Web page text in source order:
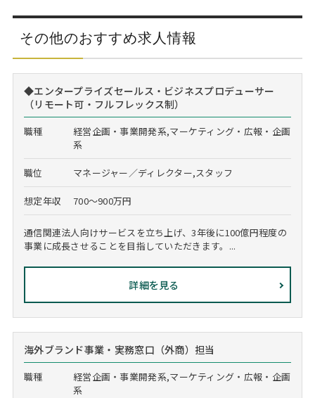
その他のおすすめ求人情報
◆エンタープライズセールス・ビジネスプロデューサー
（リモート可・フルフレックス制）
職種
経営企画・事業開発系,マーケティング・広報・企画
系
職位 マネージャー／ディレクター,スタッフ
想定年収 700～900万円
通信関連法人向けサービスを立ち上げ、3年後に100億円程度の
事業に成長させることを目指していただきます。...
詳細を見る
海外ブランド事業・実務窓口（外商）担当
職種
経営企画・事業開発系,マーケティング・広報・企画
系